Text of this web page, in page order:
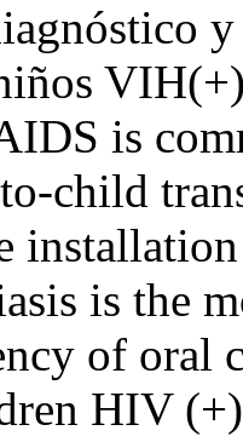
is
child
is the
of oral
HIV